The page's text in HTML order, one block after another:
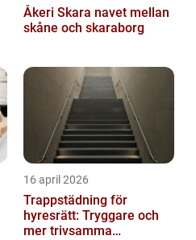
Åkeri Skara navet mellan
skåne och skaraborg
16 april 2026
Trappstädning för
hyresrätt: Tryggare och
mer trivsamma